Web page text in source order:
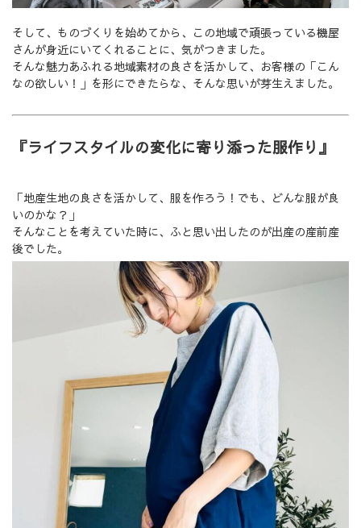
そして、ものづくりを始めてから、この地域で頑張っている機屋
さんが身近にいてくれることに、気がつきました。
そんな魅力あふれる地域素材の良さを活かして、お客様の「こん
なの欲しい！」を形にできたらな、そんな思いが芽生えました。
『ライフスタイルの変化に寄り添った服作り』
「地産生地の良さを活かして、服を作ろう！でも、どんな服が良
いのかな？」
そんなことを考えていた時に、ふと思い出したのが出産の産前産
後でした。